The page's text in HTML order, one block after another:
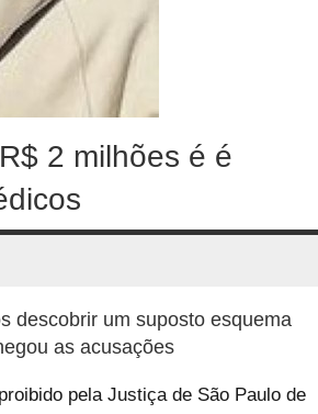
2 milhões é é
descobrir um suposto esquema
as acusações
pela Justiça de São Paulo de